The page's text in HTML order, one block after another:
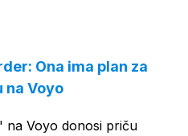
Ona ima plan za
na Voyo
na Voyo donosi priču